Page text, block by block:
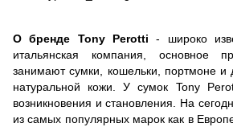
О бренде Tony Perotti - широко
итальянская компания, основное
занимают сумки, кошельки, портмоне и
натуральной кожи. У сумок Tony
возникновения и становления. На
из самых популярных марок как в